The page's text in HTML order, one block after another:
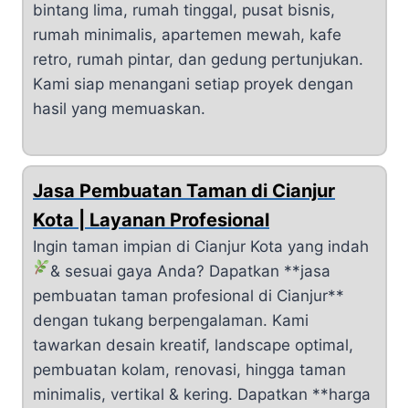
bintang lima, rumah tinggal, pusat bisnis,
rumah minimalis, apartemen mewah, kafe
retro, rumah pintar, dan gedung pertunjukan.
Kami siap menangani setiap proyek dengan
hasil yang memuaskan.
Jasa Pembuatan Taman di Cianjur
Kota | Layanan Profesional
Ingin taman impian di Cianjur Kota yang indah
& sesuai gaya Anda? Dapatkan **jasa
pembuatan taman profesional di Cianjur**
dengan tukang berpengalaman. Kami
tawarkan desain kreatif, landscape optimal,
pembuatan kolam, renovasi, hingga taman
minimalis, vertikal & kering. Dapatkan **harga